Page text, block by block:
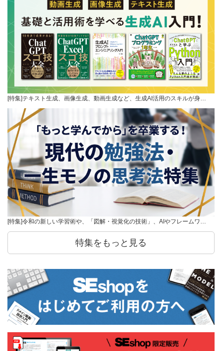
[特集]テキスト生成、画像生成、動画生成など、生成AI活用のスキルが身…
[特集]令和の新しい学習術や、「図解・視覚化の技術」、AIやフレームワ…
特集をもっと見る